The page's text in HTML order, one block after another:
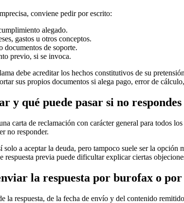
conviene pedir por escrito:
alegado.
gastos u otros conceptos.
documentos de soporte.
previo, si se invoca.
debe acreditar los hechos constitutivos de su
sus propios documentos si alega pago, error de
y qué puede pasar si no respondes
carta de reclamación con carácter general para todos
no responder.
a aceptar la deuda, pero tampoco suele ser la
previa puede dificultar explicar ciertas
la respuesta por burofax o
la respuesta, de la fecha de envío y del contenido